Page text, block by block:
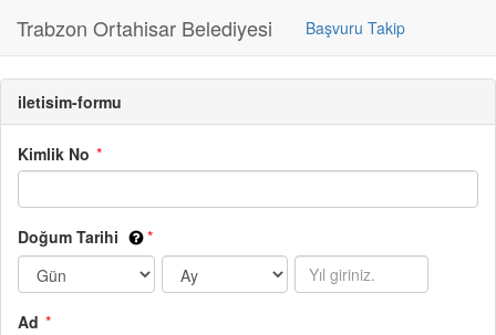
Trabzon Ortahisar Belediyesi Başvuru Takip
iletisim-formu
Kimlik No
Doğum Tarihi
Ad